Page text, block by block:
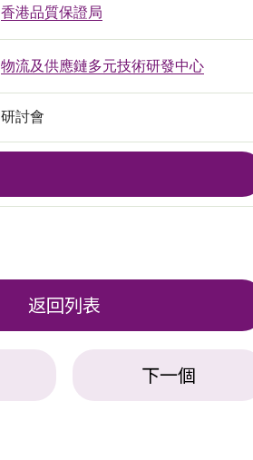
香港品質保證局
物流及供應鏈多元技術研發中心
研討會
返回列表
下一個